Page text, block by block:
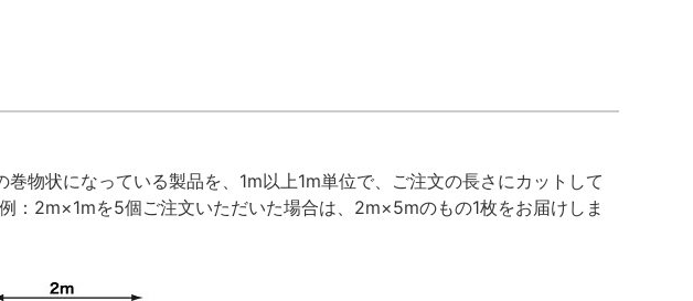
物状になっている製品を、1m以上1m単位で、ご注文の長さにカットして
：2m×1mを5個ご注文いただいた場合は、2m×5mのもの1枚をお届けしま